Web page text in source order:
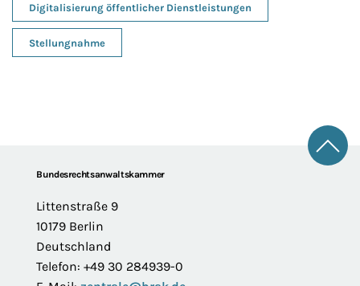
Digitalisierung öffentlicher Dienstleistungen
Stellungnahme
FooterBundesrechtsanwaltskammer
Littenstraße 9
10179 Berlin
Deutschland
Telefon: +49 30 284939-0